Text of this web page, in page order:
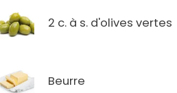
2 c. à s. d'olives vertes
Beurre